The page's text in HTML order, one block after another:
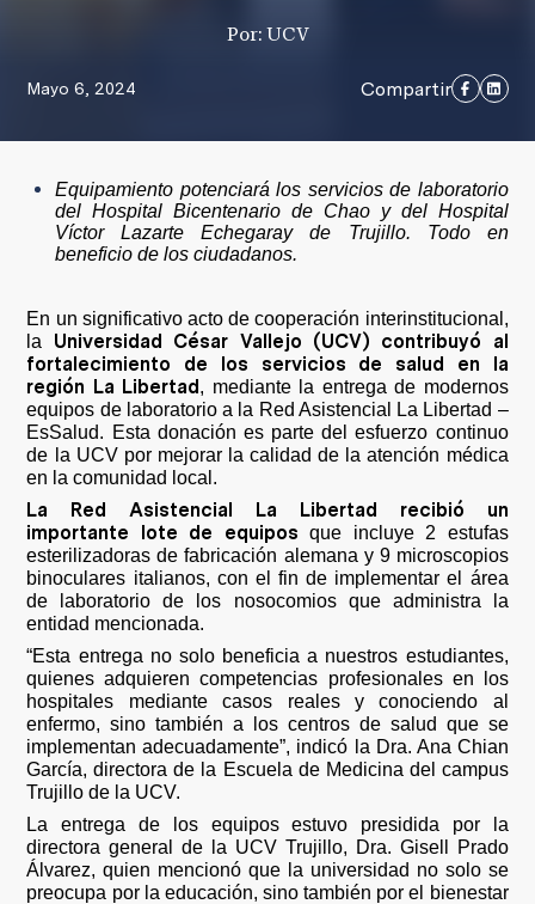
Por: UCV
Mayo 6, 2024 Compartir
Equipamiento potenciará los servicios de laboratorio
del Hospital Bicentenario de Chao y del Hospital
Víctor Lazarte Echegaray de Trujillo. Todo en
beneficio de los ciudadanos.
En un significativo acto de cooperación interinstitucional,
la Universidad César Vallejo (UCV) contribuyó al
fortalecimiento de los servicios de salud en la
región La Libertad, mediante la entrega de modernos
equipos de laboratorio a la Red Asistencial La Libertad –
EsSalud. Esta donación es parte del esfuerzo continuo
de la UCV por mejorar la calidad de la atención médica
en la comunidad local.
La Red Asistencial La Libertad recibió un
importante lote de equipos que incluye 2 estufas
esterilizadoras de fabricación alemana y 9 microscopios
binoculares italianos, con el fin de implementar el área
de laboratorio de los nosocomios que administra la
entidad mencionada.
“Esta entrega no solo beneficia a nuestros estudiantes,
quienes adquieren competencias profesionales en los
hospitales mediante casos reales y conociendo al
enfermo, sino también a los centros de salud que se
implementan adecuadamente”, indicó la Dra. Ana Chian
García, directora de la Escuela de Medicina del campus
Trujillo de la UCV.
La entrega de los equipos estuvo presidida por la
directora general de la UCV Trujillo, Dra. Gisell Prado
Álvarez, quien mencionó que la universidad no solo se
preocupa por la educación, sino también por el bienestar